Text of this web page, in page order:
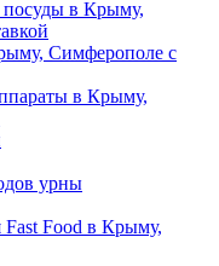
посуды в Крыму,
Симферополе с
в Крыму,
урны
Fast Food в Крыму,